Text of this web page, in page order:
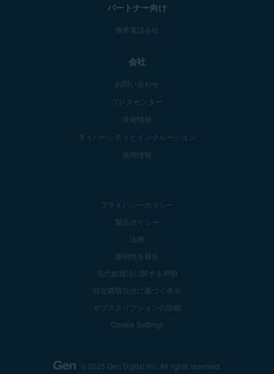
パートナー向け
携帯電話会社
会社
お問い合わせ
プレスセンター
技術情報
ダイバーシティとインクルージョン
採用情報
© 2025 Gen Digital Inc. All rights reserved.
プライバシーポリシー
製品ポリシー
法務
脆弱性を報告
現代奴隷法に関する声明
特定商取引法に基づく表示
サブスクリプションの詳細
Cookie Settings